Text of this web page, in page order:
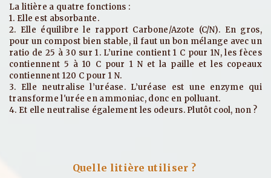
La litière a quatre fonctions :
1. Elle est absorbante.
2. Elle équilibre le rapport Carbone/Azote (C/N). En gros,
pour un compost bien stable, il faut un bon mélange avec un
ratio de 25 à 30 sur 1. L’urine contient 1 C pour 1N, les fèces
contiennent 5 à 10 C pour 1 N et la paille et les copeaux
contiennent 120 C pour 1 N.
3. Elle neutralise l’uréase. L’uréase est une enzyme qui
transforme l'urée en ammoniac, donc en polluant.
4. Et elle neutralise également les odeurs. Plutôt cool, non ?
Quelle litière utiliser ?